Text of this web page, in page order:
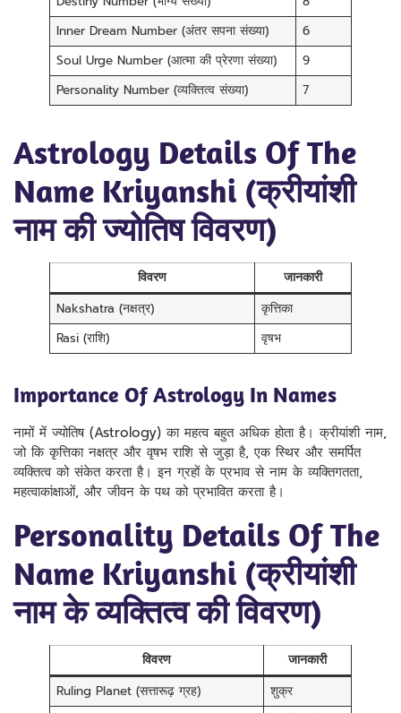
Inner Dream Number (अंतर सपना संख्या)
6
Soul Urge Number (आत्मा की प्रेरणा संख्या)
9
Personality Number (व्यक्तित्व संख्या)
7
Astrology Details Of The
Name Kriyanshi (क्रीयांशी
नाम की ज्योतिष विवरण)
विवरण
जानकारी
Nakshatra (नक्षत्र)
कृत्तिका
Rasi (राशि)
वृषभ
Importance Of Astrology In Names
नामों में ज्योतिष (Astrology) का महत्व बहुत अधिक होता है। क्रीयांशी नाम,
जो कि कृत्तिका नक्षत्र और वृषभ राशि से जुड़ा है, एक स्थिर और समर्पित
व्यक्तित्व को संकेत करता है। इन ग्रहों के प्रभाव से नाम के व्यक्तिगतता,
महत्वाकांक्षाओं, और जीवन के पथ को प्रभावित करता है।
Personality Details Of The
Name Kriyanshi (क्रीयांशी
नाम के व्यक्तित्व की विवरण)
विवरण
जानकारी
Ruling Planet (सत्तारूढ़ ग्रह)
शुक्र